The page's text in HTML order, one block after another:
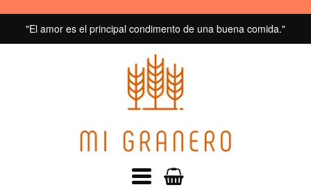
"El amor es el principal condimento de una buena comida."